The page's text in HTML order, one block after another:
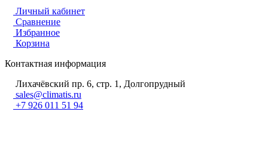
Личный кабинет
Сравнение
Избранное
Корзина
Контактная информация
Лихачёвский пр. 6, стр. 1, Долгопрудный
sales@climatis.ru
+7 926 011 51 94